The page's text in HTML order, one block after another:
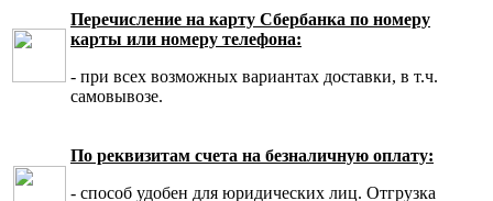
Перечисление на карту Сбербанка по номеру
карты или номеру телефона:
- при всех возможных вариантах доставки, в т.ч.
самовывозе.
По реквизитам счета на безналичную оплату:
- способ удобен для юридических лиц. Отгрузка